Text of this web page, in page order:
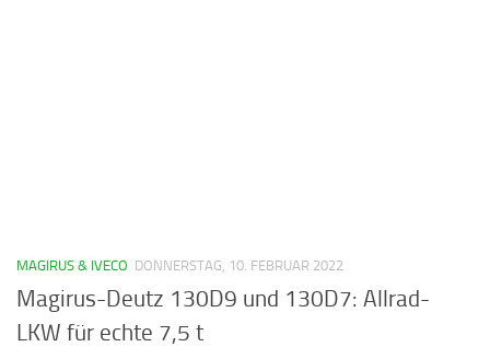
MAGIRUS & IVECO DONNERSTAG, 10. FEBRUAR 2022
Magirus-Deutz 130D9 und 130D7: Allrad-
LKW für echte 7,5 t